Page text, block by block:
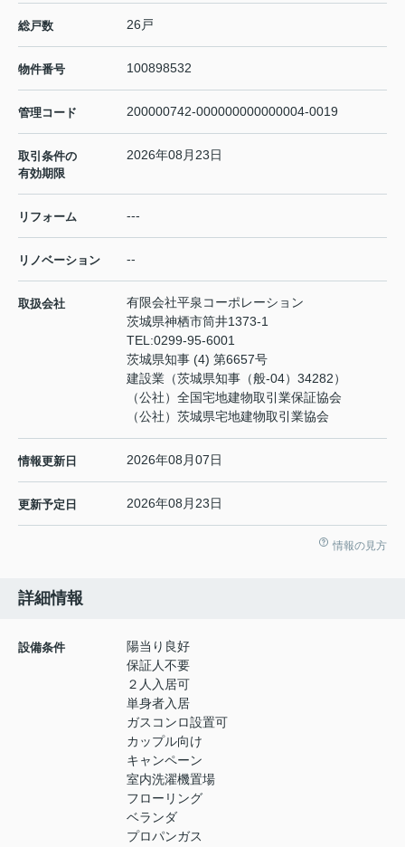
総戸数 26戸
物件番号 100898532
管理コード 200000742-000000000000004-0019
取引条件の
有効期限
2026年08月23日
リフォーム ---
リノベーション --
取扱会社
有限会社平泉コーポレーション
茨城県神栖市筒井1373-1
TEL:0299-95-6001
茨城県知事 (4) 第6657号
建設業（茨城県知事（般-04）34282）
（公社）全国宅地建物取引業保証協会
（公社）茨城県宅地建物取引業協会
情報更新日 2026年08月07日
更新予定日 2026年08月23日
情報の見方
詳細情報
設備条件
陽当り良好
保証人不要
２人入居可
単身者入居
ガスコンロ設置可
カップル向け
キャンペーン
室内洗濯機置場
フローリング
ベランダ
プロパンガス